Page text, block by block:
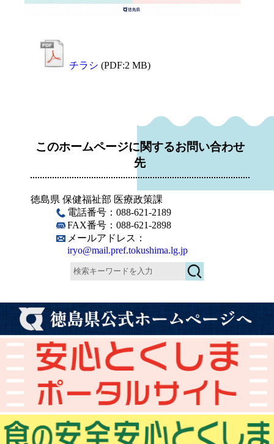
チラシ (PDF:2 MB)
このホームページに関するお問い合わせ
先
徳島県 保健福祉部 医療政策課
電話番号：088-621-2189
FAX番号：088-621-2898
メールアドレス：
iryo@mail.pref.tokushima.lg.jp
検
索